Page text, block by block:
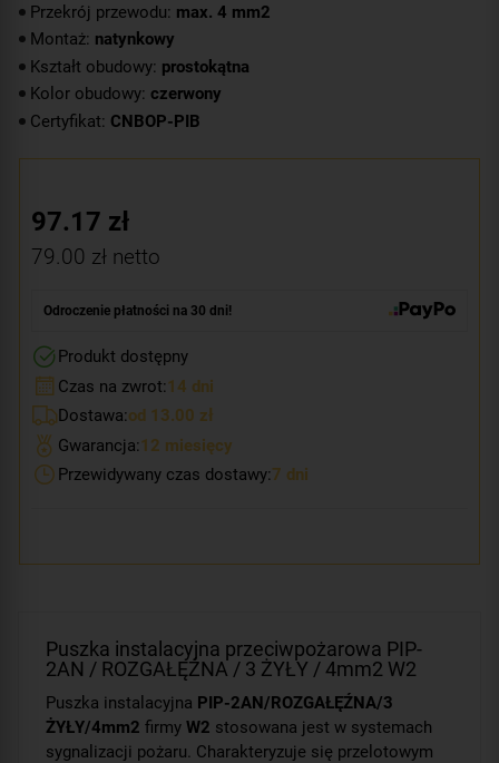
Przekrój przewodu: max. 4 mm2
Montaż: natynkowy
Kształt obudowy: prostokątna
Kolor obudowy: czerwony
Certyfikat: CNBOP-PIB
97.17 zł
79.00 zł netto
Odroczenie płatności na 30 dni!
Produkt dostępny
Czas na zwrot:14 dni
Dostawa:od 13.00 zł
Gwarancja:12 miesięcy
Przewidywany czas dostawy:7 dni
Puszka instalacyjna przeciwpożarowa PIP-
2AN / ROZGAŁĘŹNA / 3 ŻYŁY / 4mm2 W2
Puszka instalacyjna PIP-2AN/ROZGAŁĘŹNA/3
ŻYŁY/4mm2 firmy W2 stosowana jest w systemach
sygnalizacji pożaru. Charakteryzuje się przelotowym